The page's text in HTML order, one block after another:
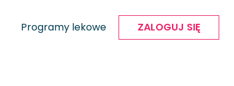
Programy lekowe ZALOGUJ SIĘ